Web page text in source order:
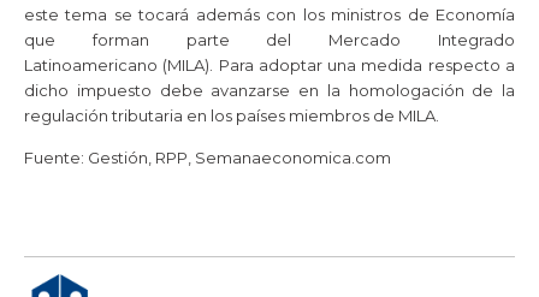
este tema se tocará además con los ministros de Economía
que forman parte del Mercado Integrado
Latinoamericano (MILA). Para adoptar una medida respecto a
dicho impuesto debe avanzarse en la homologación de la
regulación tributaria en los países miembros de MILA.
Fuente: Gestión, RPP, Semanaeconomica.com